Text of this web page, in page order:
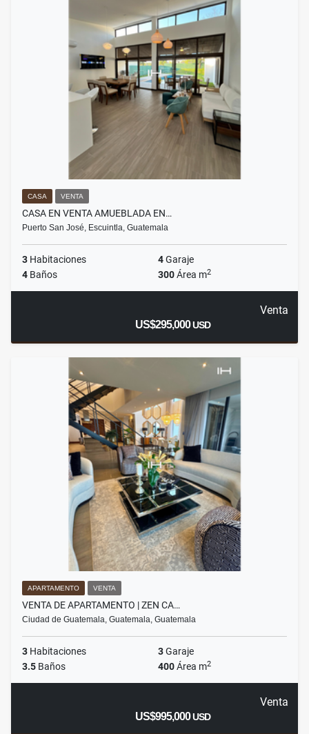
CASA VENTA
CASA EN VENTA AMUEBLADA EN…
Puerto San José, Escuintla, Guatemala
3 Habitaciones 4Garaje
4 Baños 300Área m2
Venta
US$295,000USD
APARTAMENTO VENTA
VENTA DE APARTAMENTO | ZEN CA…
Ciudad de Guatemala, Guatemala, Guatemala
3 Habitaciones 3Garaje
3.5 Baños 400Área m2
Venta
US$995,000USD